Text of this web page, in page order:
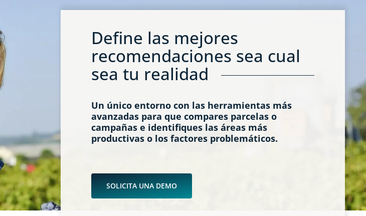
Define las mejores
recomendaciones sea cual
sea tu realidad
Un único entorno con las herramientas más
avanzadas para que compares parcelas o
campañas e identifiques las áreas más
productivas o los factores problemáticos.
SOLICITA UNA DEMO